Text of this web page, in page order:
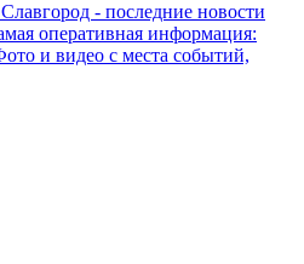
- последние новости
оперативная информация:
и видео с места событий,